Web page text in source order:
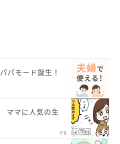
パモード誕生！
ママに人気の生
PR